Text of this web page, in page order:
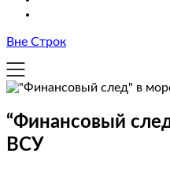
Вне Строк
“Финансовый
ВСУ